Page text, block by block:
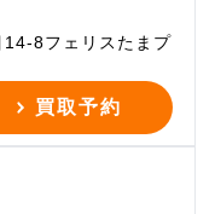
14-8フェリスたまプ
買取予約